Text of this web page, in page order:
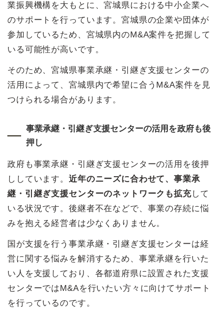
業振興機構を大もとに、宮城県における中小企業へ
のサポートを行っています。宮城県の企業や団体が
参加しているため、宮城県内のM&A案件を把握して
いる可能性が高いです。
そのため、宮城県事業承継・引継ぎ支援センターの
活用によって、宮城県内で希望に合うM&A案件を見
つけられる場合があります。
事業承継・引継ぎ支援センターの活用を政府も後
押し
政府も事業承継・引継ぎ支援センターの活用を後押
ししています。 近年のニーズに合わせて、事業承
継・引継ぎ支援センターのネットワークも拡充して
いる状況です。後継者不在などで、事業の存続に悩
みを抱える経営者は少なくありません。
国が支援を行う事業承継・引継ぎ支援センターは経
営に関する悩みを解消するため、事業承継を行いた
い人を支援しており、各都道府県に設置された支援
センターではM&Aを行いたい方々に向けてサポート
を行っているのです。